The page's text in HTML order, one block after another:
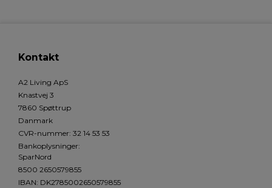
Kontakt
A2 Living ApS
Knastvej 3
7860 Spøttrup
Danmark
CVR-nummer: 32 14 53 53
Bankoplysninger:
SparNord
8500 2650579855
IBAN: DK2785002650579855